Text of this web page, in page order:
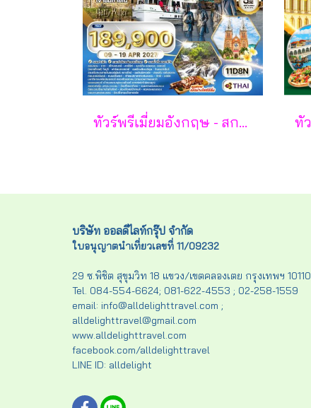
ทัวร์พรีเมี่ยมอังกฤษ - สกอตแลนด์ -เวลล์ 11 วัน - TG
บริษัท ออลดีไลท์กรุ๊ป จำกัด
ใบอนุญาตนำเที่ยวเลขที่ 11/09232
29 ซ.พิชิต สุขุมวิท 18 แขวง/เขตคลองเตย กรุงเทพฯ 10110
Tel. 084-554-6624; 081-622-4553 ; 02-258-1559
email: info@alldelighttravel.com ;
alldelighttravel@gmail.com
www.alldelighttravel.com
facebook.com/alldelighttravel
LINE ID: alldelight